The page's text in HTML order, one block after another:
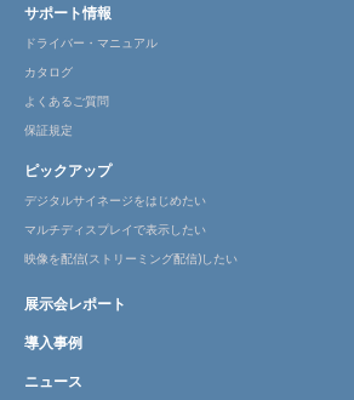
サポート情報
ドライバー・マニュアル
カタログ
よくあるご質問
保証規定
ピックアップ
デジタルサイネージをはじめたい
マルチディスプレイで表示したい
映像を配信(ストリーミング配信)したい
展示会レポート
導入事例
ニュース